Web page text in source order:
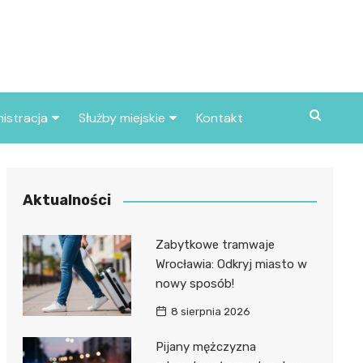
miasta
Służby miejskie
Policja
Kontakt
Aktualności
Zabytkowe tramwaje
Wrocławia: Odkryj miasto w
nowy sposób!
8 sierpnia 2026
Pijany mężczyzna